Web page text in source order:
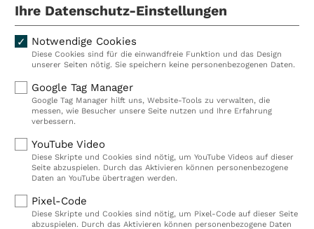
Kliniken
Ambulant
Reha
Prävention
Karriere
VITREA Deutschland
IMPRESSUM
HINWEISGEBERSYSTEM
Ihre Datenschutz-Einstellungen
Notwendige Cookies
Diese Cookies sind für die einwandfreie Funktion und das Design
unserer Seiten nötig. Sie speichern keine personenbezogenen Daten.
Google Tag Manager
Google Tag Manager hilft uns, Website-Tools zu verwalten, die
messen, wie Besucher unsere Seite nutzen und Ihre Erfahrung
verbessern.
YouTube Video
Diese Skripte und Cookies sind nötig, um YouTube Videos auf dieser
Seite abzuspielen. Durch das Aktivieren können personenbezogene
Daten an YouTube übertragen werden.
Pixel-Code
Diese Skripte und Cookies sind nötig, um Pixel-Code auf dieser Seite
abzuspielen. Durch das Aktivieren können personenbezogene Daten